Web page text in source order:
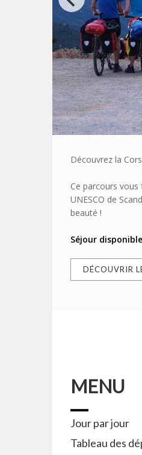
Découvrez la
Ce parcours vous
UNESCO de
beauté !
Séjour
DÉCOUVRIR
MENU
Jour par jour
Tableau des